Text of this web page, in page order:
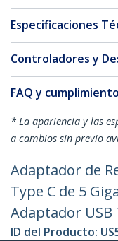
Especificaciones
Controladores y
FAQ y cumplimiento
* La apariencia y las
a cambios sin previo
Adaptador de
Type C de 5
Adaptador USB
ID del Producto: